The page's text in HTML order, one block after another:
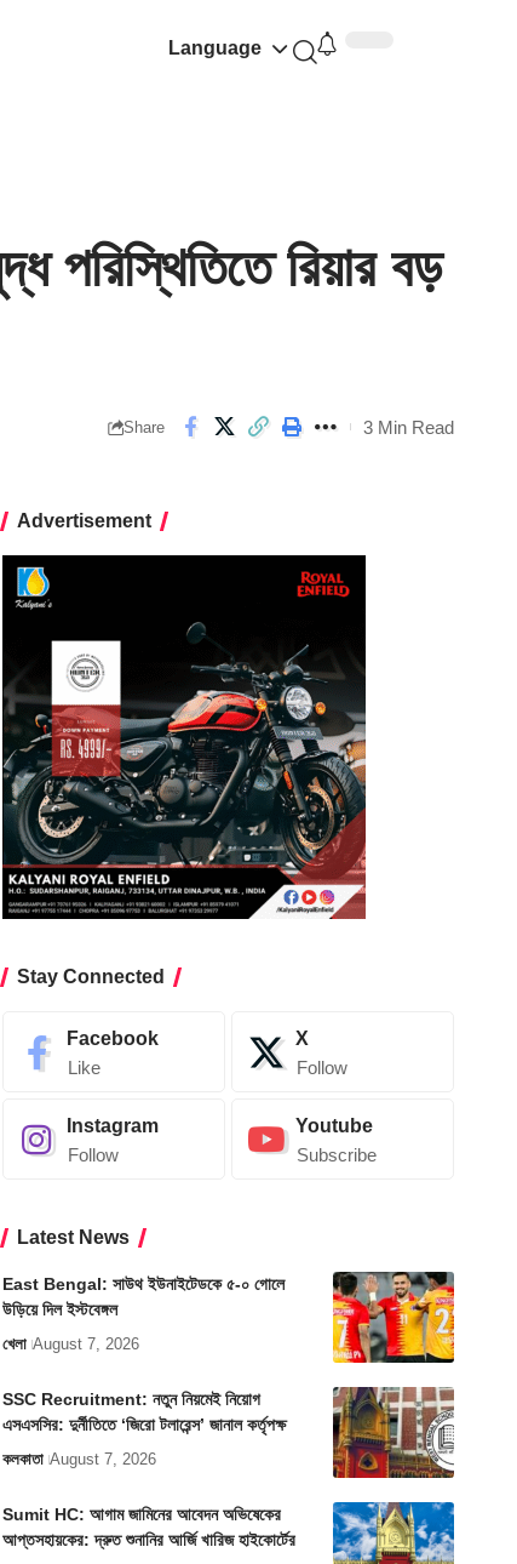
Language
রিয়ার বড়
Share 3 Min Read
Advertisement
Stay Connected
Facebook
Like
X
Follow
Instagram
Follow
Youtube
Subscribe
Latest News
East Bengal: সাউথ ইউনাইটেডকে ৫-০ গোলে
উড়িয়ে দিল ইস্টবেঙ্গল
খেলা August 7, 2026
SSC Recruitment: নতুন নিয়মেই নিয়োগ
এসএসসির: দুর্নীতিতে ‘জিরো টলারেন্স’ জানাল কর্তৃপক্ষ
কলকাতা August 7, 2026
Sumit HC: আগাম জামিনের আবেদন অভিষেকের
আপ্তসহায়কের: দ্রুত শুনানির আর্জি খারিজ হাইকোর্টের